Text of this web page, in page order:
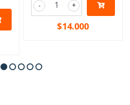
+
-
$14.000